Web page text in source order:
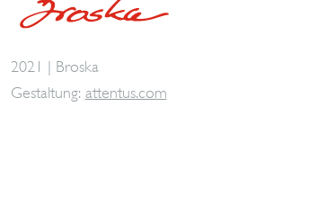
2021 | Broska
Gestaltung: attentus.com